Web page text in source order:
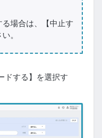
場合は、【中止す
。
ドする】を選択す